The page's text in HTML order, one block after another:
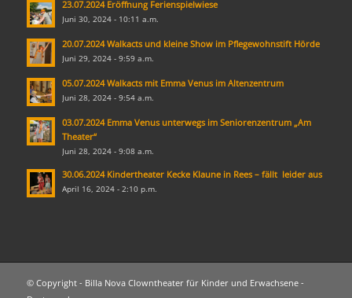
23.07.2024 Eröffnung Ferienspielwiese
Juni 30, 2024 - 10:11 a.m.
20.07.2024 Walkacts und kleine Show im Pflegewohnstift Hörde
Juni 29, 2024 - 9:59 a.m.
05.07.2024 Walkacts mit Emma Venus im Altenzentrum
Juni 28, 2024 - 9:54 a.m.
03.07.2024 Emma Venus unterwegs im Seniorenzentrum „Am
Theater“
Juni 28, 2024 - 9:08 a.m.
30.06.2024 Kindertheater Kecke Klaune in Rees – fällt leider aus
April 16, 2024 - 2:10 p.m.
© Copyright - Billa Nova Clowntheater für Kinder und Erwachsene -